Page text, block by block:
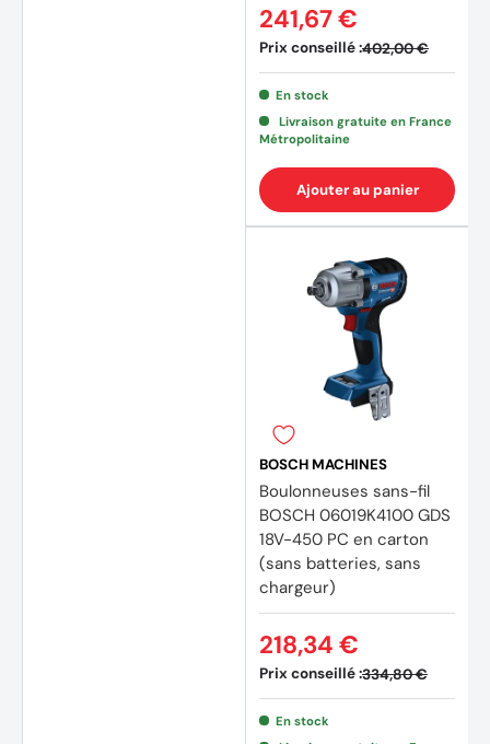
Prix conseillé :402,00 €
241,67 €
En stock
Livraison gratuite en France
Métropolitaine
Ajouter au panier
BOSCH MACHINES
Boulonneuses sans-fil
BOSCH 06019K4100 GDS
18V-450 PC en carton
(sans batteries, sans
chargeur)
Prix conseillé :334,80 €
218,34 €
En stock